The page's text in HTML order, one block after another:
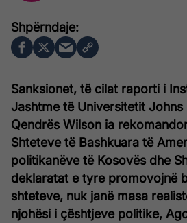
Sanksionet, të cilat raporti i
Jashtme të Universitetit Johns
Qendrës Wilson ia
Shteteve të Bashkuara të
politikanëve të Kosovës dhe
deklaratat e tyre promovojnë
shteteve, nuk janë masa
njohësi i çështjeve politike,